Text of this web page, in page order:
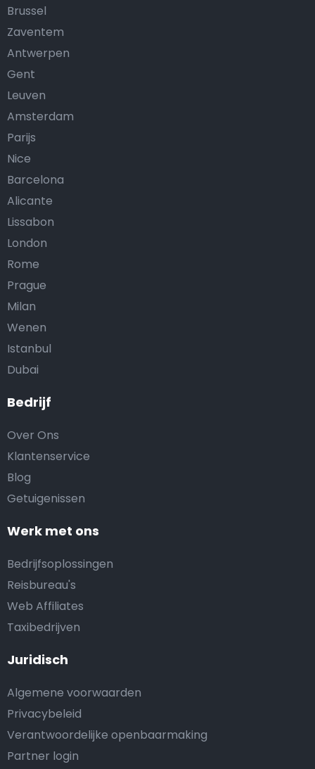
Bedrijf
Over Ons
Klantenservice
Blog
Getuigenissen
Werk met ons
Bedrijfsoplossingen
Reisbureau's
Web Affiliates
Taxibedrijven
Juridisch
Algemene voorwaarden
Privacybeleid
Verantwoordelijke openbaarmaking
Partner login
Brussel
Zaventem
Antwerpen
Gent
Leuven
Amsterdam
Parijs
Nice
Barcelona
Alicante
Lissabon
London
Rome
Prague
Milan
Wenen
Istanbul
Dubai